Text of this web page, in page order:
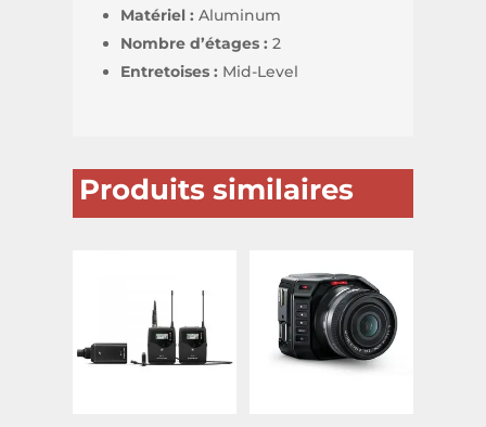
Matériel :Aluminum
Nombre d’étages :2
Entretoises : Mid-Level
Produits similaires